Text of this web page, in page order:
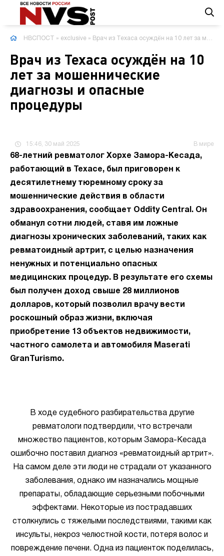
НВСПОСТ » exclusive » Врач из Техаса осуждён на 10 лет за мошеннические диагнозы и опасные процедуры
Врач из Техаса осуждён на 10
лет за мошеннические
диагнозы и опасные
процедуры
15:46, 30 май 2025 В мире
68-летний ревматолог Хорхе Замора-Кесада,
работающий в Техасе, был приговорен к
десятилетнему тюремному сроку за
мошеннические действия в области
здравоохранения, сообщает Oddity Central. Он
обманул сотни людей, ставя им ложные
диагнозы хронических заболеваний, таких как
ревматоидный артрит, с целью назначения
ненужных и потенциально опасных
медицинских процедур. В результате его схемы
был получен доход свыше 28 миллионов
долларов, который позволил врачу вести
роскошный образ жизни, включая
приобретение 13 объектов недвижимости,
частного самолета и автомобиля Maserati
GranTurismo.
В ходе судебного разбирательства другие
ревматологи подтвердили, что встречали
множество пациентов, которым Замора-Кесада
ошибочно поставил диагноз «ревматоидный артрит».
На самом деле эти люди не страдали от указанного
заболевания, однако им назначались мощные
препараты, обладающие серьезными побочными
эффектами. Некоторые из пострадавших
столкнулись с тяжелыми последствиями, такими как
инсульты, некроз челюстной кости, потеря волос и
повреждение печени. Одна из пациенток поделилась,